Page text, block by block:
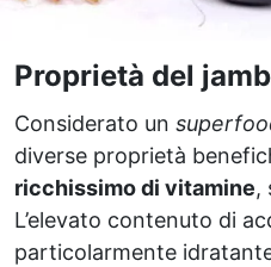
Proprietà del
Considerato un
diverse proprietà
ricchissimo di vitamine,
L’elevato contenuto di
particolarmente